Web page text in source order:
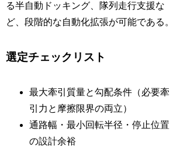
る半自動ドッキング、隊列走行支援な
ど、段階的な自動化拡張が可能である。
選定チェックリスト
最大牽引質量と勾配条件（必要牽
引力と摩擦限界の両立）
通路幅・最小回転半径・停止位置
の設計余裕